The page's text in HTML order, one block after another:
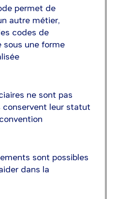
permet de
autre métier,
codes de
sous une forme
ne sont pas
conservent leur statut
sont possibles
dans la